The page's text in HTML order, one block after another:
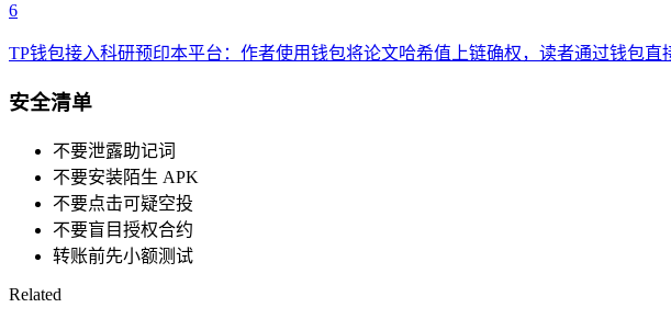
6
TP钱包接入科研预印本平台：作者使用钱包将论文哈希值上链确权，读者通过钱包直
安全清单
不要泄露助记词
不要安装陌生 APK
不要点击可疑空投
不要盲目授权合约
转账前先小额测试
Related